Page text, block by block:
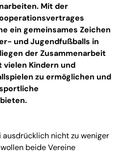
Mit der
ein gemeinsames Zeichen
und Jugendfußballs in
der Zusammenarbeit
Kindern und
zu ermöglichen und
ausdrücklich nicht zu weniger
beide Vereine